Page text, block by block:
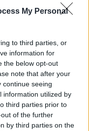
My Personal
to third parties, or
information for
the below opt-out
note that after your
continue seeing
information utilized by
third parties prior to
of the further
by third parties on the
hírekről a